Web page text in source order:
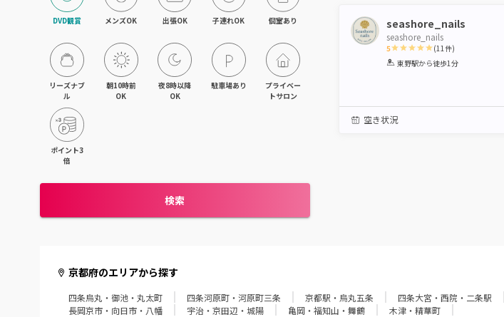
DVD観賞 メンズOK 出張OK 子連れOK 個室あり
リーズナブ
ル
朝10時前
OK
夜8時以降
OK
駐車場あり
プライベー
トサロン
ポイント3
倍
検索
seashore_nails
seashore_nails
5
1 2 3 4 5
(11 件)
東野駅から徒歩1分
空き状況
京都府のエリアから探す
四条烏丸・御池・丸太町 四条河原町・河原町三条 京都駅・烏丸五条 四条大宮・西院・二条駅
長岡京市・向日市・八幡
宇治・京田辺・城陽 亀岡・福知山・舞鶴 木津・精華町